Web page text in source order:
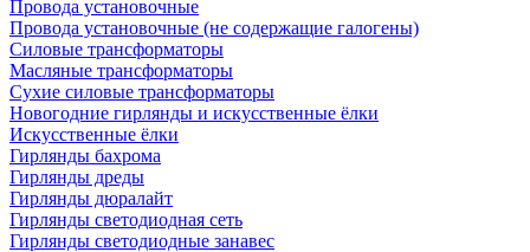
Провода установочные
Провода установочные (не содержащие галогены)
Силовые трансформаторы
Масляные трансформаторы
Сухие силовые трансформаторы
Новогодние гирлянды и искусственные ёлки
Искусственные ёлки
Гирлянды бахрома
Гирлянды дреды
Гирлянды дюралайт
Гирлянды светодиодная сеть
Гирлянды светодиодные занавес